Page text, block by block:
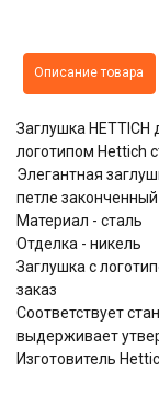
Описание товара
Заглушка
логотипом Hettich
Элегантная
петле
Материал - сталь
Отделка - никель
Заглушка с
заказ
Соответствует
выдерживает
Изготовитель